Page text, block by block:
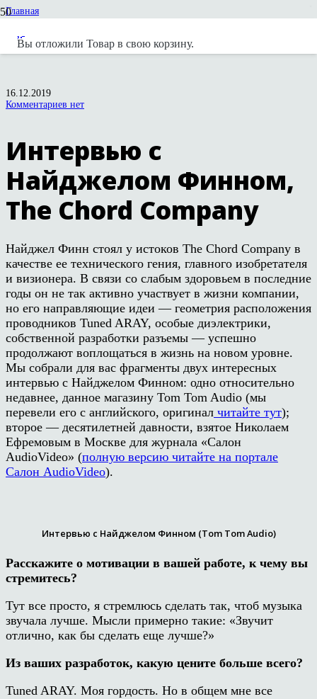
Вы отложили Товар в свою корзину.
Главная
Chord Company, The и English Electric
Интервью с Найджелом Финном, The Chord Company
16.12.2019
Комментариев нет
Интервью с
Найджелом Финном,
The Chord Company
Найджел Финн стоял у истоков The Chord Company в
качестве ее технического гения, главного изобретателя
и визионера. В связи со слабым здоровьем в последние
годы он не так активно участвует в жизни компании,
но его направляющие идеи — геометрия расположения
проводников Tuned ARAY, особые диэлектрики,
собственной разработки разъемы — успешно
продолжают воплощаться в жизнь на новом уровне.
Мы собрали для вас фрагменты двух интересных
интервью с Найджелом Финном: одно относительно
недавнее, данное магазину Tom Tom Audio (мы
перевели его с английского, оригинал читайте тут);
второе — десятилетней давности, взятое Николаем
Ефремовым в Москве для журнала «Салон
AudioVideo» (полную версию читайте на портале
Салон AudioVideo).
Интервью с Найджелом Финном (Tom Tom Audio)
Расскажите о мотивации в вашей работе, к чему вы
стремитесь?
Тут все просто, я стремлюсь сделать так, чтоб музыка
звучала лучше. Мысли примерно такие: «Звучит
отлично, как бы сделать еще лучше?»
Из ваших разработок, какую цените больше всего?
Tuned ARAY. Моя гордость. Но в общем мне все